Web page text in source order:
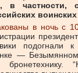
в частности,
в ночь с
подогнали
— Безымянном